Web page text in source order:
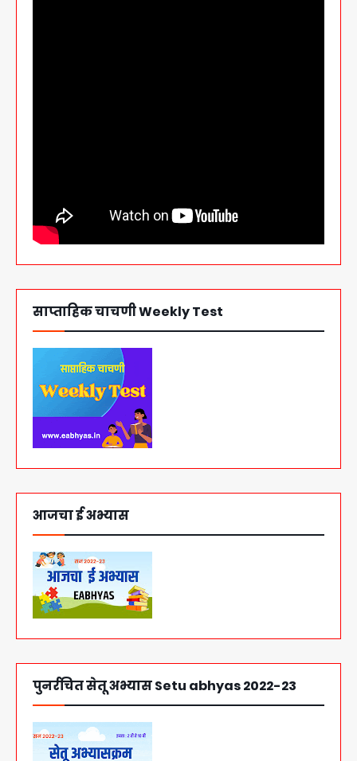
साप्ताहिक चाचणी Weekly Test
आजचा ई अभ्यास
पुनर्रचित सेतू अभ्यास Setu abhyas 2022-23